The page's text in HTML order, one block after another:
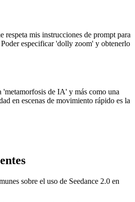
respeta mis instrucciones de prompt para
especificar 'dolly zoom' y obtenerlo
'metamorfosis de IA' y más como una
en escenas de movimiento rápido es la
sobre el uso de Seedance 2.0 en